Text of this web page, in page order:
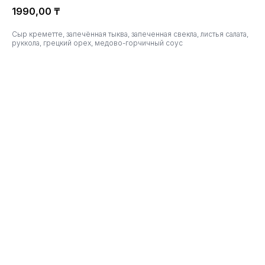
1990,00 ₸
Сыр креметте, запечённая тыква, запеченная свекла, листья салата,
руккола, грецкий орех, медово-горчичный соус